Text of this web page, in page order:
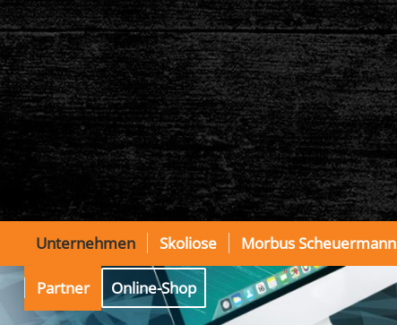
Unternehmen Skoliose Morbus Scheuermann
Partner Online-Shop